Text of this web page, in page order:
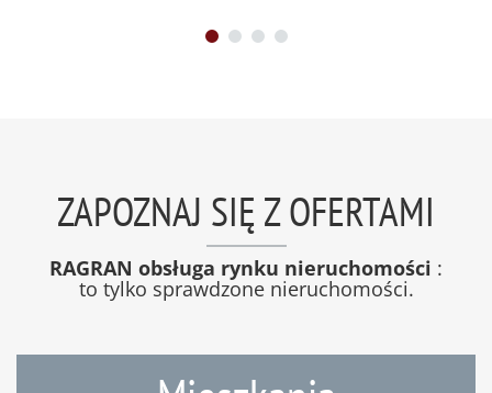
ZAPOZNAJ SIĘ Z OFERTAMI
RAGRAN obsługa rynku nieruchomości :
to tylko sprawdzone nieruchomości.